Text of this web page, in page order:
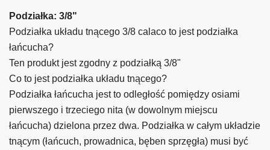
Podziałka: 3/8"
Podziałka układu tnącego 3/8 calaco to jest podziałka
łańcucha?
Ten produkt jest zgodny z podziałką 3/8"
Co to jest podziałka układu tnącego?
Podziałka łańcucha jest to odległość pomiędzy osiami
pierwszego i trzeciego nita (w dowolnym miejscu
łańcucha) dzielona przez dwa. Podziałka w całym układzie
tnącym (łańcuch, prowadnica, bęben sprzęgła) musi być